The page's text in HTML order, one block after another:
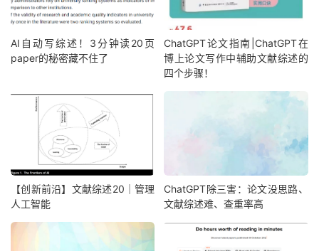
AI自动写综述！3分钟读20页
paper的秘密藏不住了
ChatGPT论文指南|ChatGPT在
博上论文写作中辅助文献综述的
四个步骤！
【创新前沿】文献综述20｜管理
人工智能
ChatGPT除三害：论文没思路、
文献综述难、查重率高